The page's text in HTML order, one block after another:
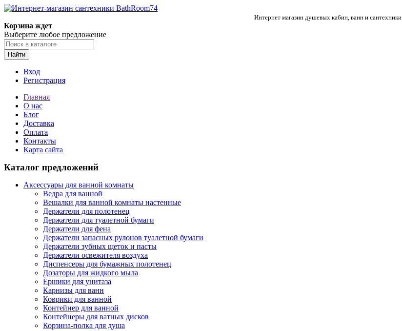
Интернет магазин душевых кабин, ванн и сантехники
Корзина ждет
Выберите любое предложение
Найти
Вход
Регистрация
Главная
О нас
Блог
Доставка
Оплата
Контакты
Карта сайта
Каталог предложений
Аксессуары для ванной комнаты
Ведра для ванной
Вешалки для ванной комнаты настенные
Держатели для полотенец
Держатели для туалетной бумаги
Держатели для фена
Держатели запасных рулонов туалетной бумаги
Держатели зубных щеток и пасты
Держатели освежителя воздуха
Диспенсеры для бумажных полотенец
Дозаторы для жидкого мыла
Ёршики для унитаза
Карнизы для ванн
Коврики для ванной
Контейнер для ванной
Контейнеры для ватных дисков
Корзина-полка для душа